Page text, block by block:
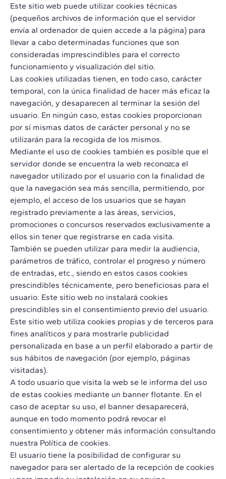
Este sitio web puede utilizar cookies técnicas
(pequeños archivos de información que el servidor
envía al ordenador de quien accede a la página) para
llevar a cabo determinadas funciones que son
consideradas imprescindibles para el correcto
funcionamiento y visualización del sitio.
Las cookies utilizadas tienen, en todo caso, carácter
temporal, con la única finalidad de hacer más eficaz la
navegación, y desaparecen al terminar la sesión del
usuario. En ningún caso, estas cookies proporcionan
por sí mismas datos de carácter personal y no se
utilizarán para la recogida de los mismos.
Mediante el uso de cookies también es posible que el
servidor donde se encuentra la web reconozca el
navegador utilizado por el usuario con la finalidad de
que la navegación sea más sencilla, permitiendo, por
ejemplo, el acceso de los usuarios que se hayan
registrado previamente a las áreas, servicios,
promociones o concursos reservados exclusivamente a
ellos sin tener que registrarse en cada visita.
También se pueden utilizar para medir la audiencia,
parámetros de tráfico, controlar el progreso y número
de entradas, etc., siendo en estos casos cookies
prescindibles técnicamente, pero beneficiosas para el
usuario. Este sitio web no instalará cookies
prescindibles sin el consentimiento previo del usuario.
Este sitio web utiliza cookies propias y de terceros para
fines analíticos y para mostrarle publicidad
personalizada en base a un perfil elaborado a partir de
sus hábitos de navegación (por ejemplo, páginas
visitadas).
A todo usuario que visita la web se le informa del uso
de estas cookies mediante un banner flotante. En el
caso de aceptar su uso, el banner desaparecerá,
aunque en todo momento podrá revocar el
consentimiento y obtener más información consultando
nuestra Política de cookies.
El usuario tiene la posibilidad de configurar su
navegador para ser alertado de la recepción de cookies